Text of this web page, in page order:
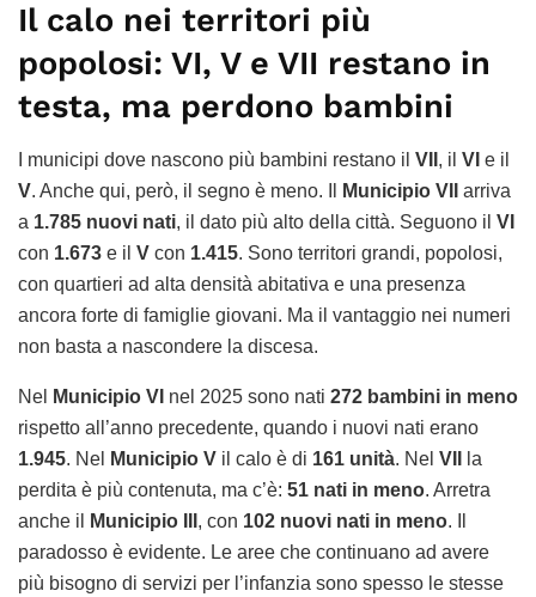
Il calo nei territori più
popolosi: VI, V e VII restano in
testa, ma perdono bambini
I municipi dove nascono più bambini restano il VII , il VI e il
V. Anche qui, però, il segno è meno. Il Municipio VII
arriva
a 1.785 nuovi nati, il dato più alto della città. Seguono il VI
con 1.673 e il V con 1.415. Sono territori grandi, popolosi,
con quartieri ad alta densità abitativa e una presenza
ancora forte di famiglie giovani. Ma il vantaggio nei numeri
non basta a nascondere la discesa.
Nel Municipio VI nel 2025 sono nati 272 bambini in meno
rispetto all’anno precedente, quando i nuovi nati erano
1.945. Nel Municipio V il calo è di 161 unità. Nel VII
la
perdita è più contenuta, ma c’è: 51 nati in meno. Arretra
anche il
Municipio III , con 102 nuovi nati in meno. Il
paradosso è evidente. Le aree che continuano ad avere
più bisogno di servizi per l’infanzia sono spesso le stesse